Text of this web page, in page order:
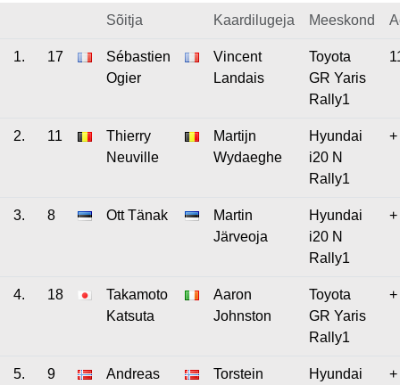
Sõitja Kaardilugeja Meeskond
1. 17
Sébastien
Ogier
Vincent
Landais
Toyota
GR Yaris
Rally1
2. 11
Thierry
Neuville
Martijn
Wydaeghe
Hyundai
i20 N
Rally1
+
3. 8 Ott Tänak
Martin
Järveoja
Hyundai
i20 N
Rally1
+
4. 18
Takamoto
Katsuta
Aaron
Johnston
Toyota
GR Yaris
Rally1
+
5. 9
Andreas
Torstein
Hyundai
+